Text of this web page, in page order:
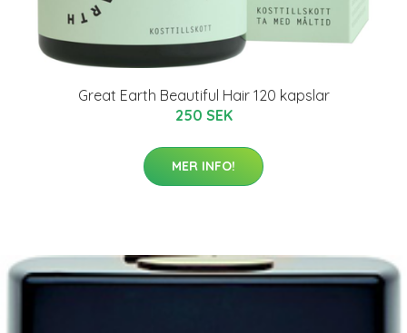
Great Earth Beautiful Hair 120 kapslar
250 SEK
MER INFO!